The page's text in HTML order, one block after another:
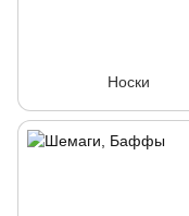
Носки